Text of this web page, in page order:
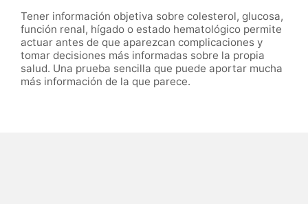
Tener información objetiva sobre colesterol, glucosa,
función renal, hígado o estado hematológico permite
actuar antes de que aparezcan complicaciones y
tomar decisiones más informadas sobre la propia
salud. Una prueba sencilla que puede aportar mucha
más información de la que parece.